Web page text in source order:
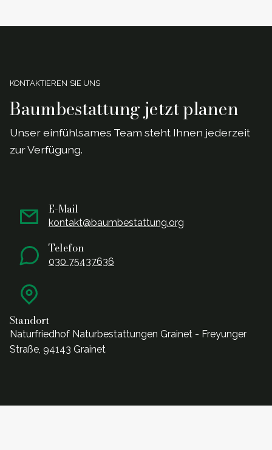
KONTAKTIEREN SIE UNS
Baumbestattung jetzt planen
Unser einfühlsames Team steht Ihnen jederzeit
zur Verfügung.
E-Mail
kontakt@baumbestattung.org
Telefon
030 75437636
Standort
Naturfriedhof Naturbestattungen Grainet - Freyunger
Straße, 94143 Grainet